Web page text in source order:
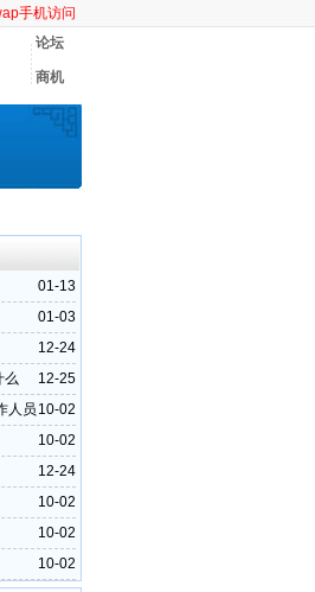
手机访问
论坛
商机
01-13
01-03
12-24
12-25
么
10-02
人员
10-02
12-24
10-02
10-02
10-02